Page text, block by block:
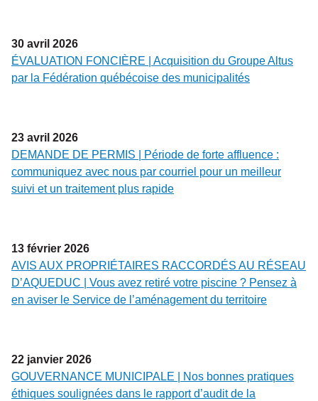
30 avril 2026
ÉVALUATION FONCIÈRE | Acquisition du Groupe Altus
par la Fédération québécoise des municipalités
23 avril 2026
DEMANDE DE PERMIS | Période de forte affluence :
communiquez avec nous par courriel pour un meilleur
suivi et un traitement plus rapide
13 février 2026
AVIS AUX PROPRIÉTAIRES RACCORDÉS AU RÉSEAU
D’AQUEDUC | Vous avez retiré votre piscine ? Pensez à
en aviser le Service de l’aménagement du territoire
22 janvier 2026
GOUVERNANCE MUNICIPALE | Nos bonnes pratiques
éthiques soulignées dans le rapport d’audit de la